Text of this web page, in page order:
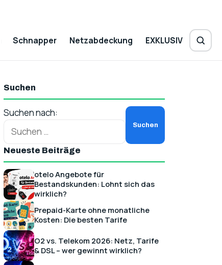
Schnapper Netzabdeckung EXKLUSIV
Suchen
Suchen nach:
Neueste Beiträge
otelo Angebote für
Bestandskunden: Lohnt sich das
wirklich?
Prepaid-Karte ohne monatliche
Kosten: Die besten Tarife
O2 vs. Telekom 2026: Netz, Tarife
& DSL – wer gewinnt wirklich?